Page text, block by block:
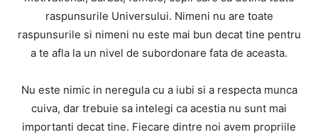
raspunsurile Universului. Nimeni nu are toate
raspunsurile si nimeni nu este mai bun decat tine pentru
a te afla la un nivel de subordonare fata de aceasta.
Nu este nimic in neregula cu a iubi si a respecta munca
cuiva, dar trebuie sa intelegi ca acestia nu sunt mai
importanti decat tine. Fiecare dintre noi avem propriile